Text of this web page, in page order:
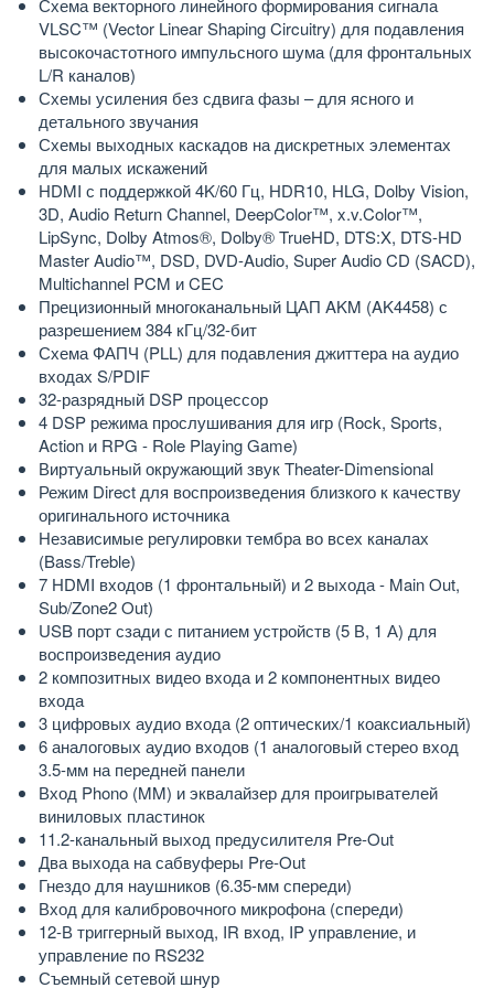
Схема векторного линейного формирования сигнала
VLSC™ (Vector Linear Shaping Circuitry) для подавления
высокочастотного импульсного шума (для фронтальных
L/R каналов)
Схемы усиления без сдвига фазы – для ясного и
детального звучания
Схемы выходных каскадов на дискретных элементах
для малых искажений
HDMI с поддержкой 4K/60 Гц, HDR10, HLG, Dolby Vision,
3D, Audio Return Channel, DeepColor™, x.v.Color™,
LipSync, Dolby Atmos®, Dolby® TrueHD, DTS:X, DTS-HD
Master Audio™, DSD, DVD-Audio, Super Audio CD (SACD),
Multichannel PCM и CEC
Прецизионный многоканальный ЦАП AKM (AK4458) с
разрешением 384 кГц/32-бит
Схема ФАПЧ (PLL) для подавления джиттера на аудио
входах S/PDIF
32-разрядный DSP процессор
4 DSP режима прослушивания для игр (Rock, Sports,
Action и RPG - Role Playing Game)
Виртуальный окружающий звук Theater-Dimensional
Режим Direct для воспроизведения близкого к качеству
оригинального источника
Независимые регулировки тембра во всех каналах
(Bass/Treble)
7 HDMI входов (1 фронтальный) и 2 выхода - Main Out,
Sub/Zone2 Out)
USB порт сзади с питанием устройств (5 В, 1 А) для
воспроизведения аудио
2 композитных видео входа и 2 компонентных видео
входа
3 цифровых аудио входа (2 оптических/1 коаксиальный)
6 аналоговых аудио входов (1 аналоговый стерео вход
3.5-мм на передней панели
Вход Phono (MM) и эквалайзер для проигрывателей
виниловых пластинок
11.2-канальный выход предусилителя Pre-Out
Два выхода на сабвуферы Pre-Out
Гнездо для наушников (6.35-мм спереди)
Вход для калибровочного микрофона (спереди)
12-В триггерный выход, IR вход, IP управление, и
управление по RS232
Съемный сетевой шнур